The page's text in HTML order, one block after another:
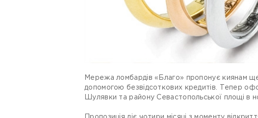
Мережа ломбардів «Благо» пропонує киянам
допомогою безвідсоткових кредитів. Тепер
Шулявки та району Севастопольської площі в